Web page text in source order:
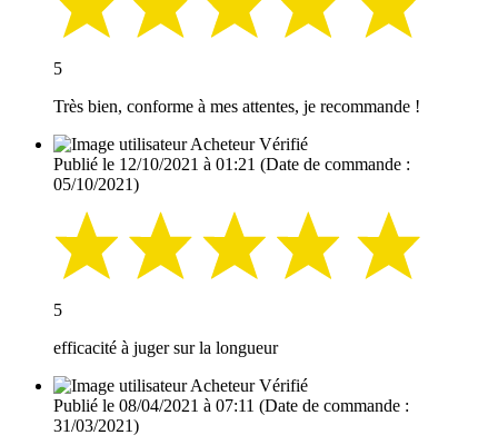
5
Très bien, conforme à mes attentes, je recommande !
Acheteur Vérifié
Publié le 12/10/2021 à 01:21 (Date de commande :
05/10/2021)
5
efficacité à juger sur la longueur
Acheteur Vérifié
Publié le 08/04/2021 à 07:11 (Date de commande :
31/03/2021)